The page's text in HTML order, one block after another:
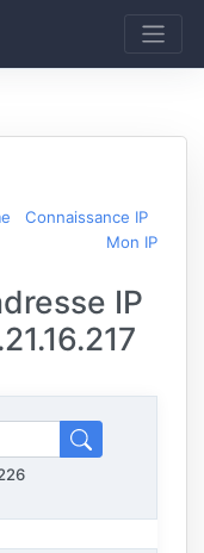
Connaissance IP
Mon IP
IP